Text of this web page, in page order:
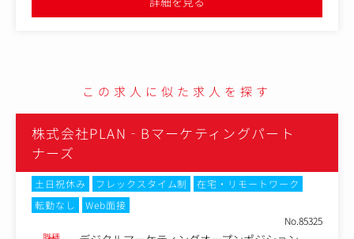
２．スケジュール管理と進行確認
３．メディアとの交渉・関係構築
テレビ局やラジオ局との良好な関係を築くことも重要なポ
イントです。
例えば、特定の番組枠を優先して確保したい場合や、追加
枠の提案を受ける際には、日頃の信頼関係が大きく影響し
ます。
４．トラブル対応
万が一、広告が予定通り放送されなかったり、内容に問題
があった場合には、迅速に原因を究明し、対応策を講じま
●平均勤続年数は12年、離職率は平均を大きく下回り、また繁忙
期を除き、通常時は19～20時に帰宅する就業環境のため、長く就
この求人に似た求人を探す
株式会社PLAN‐Bマーケティングパート
ナーズ
土日祝休み フレックスタイム制
在宅・リモートワーク
転勤なし
Web面接
No.85325